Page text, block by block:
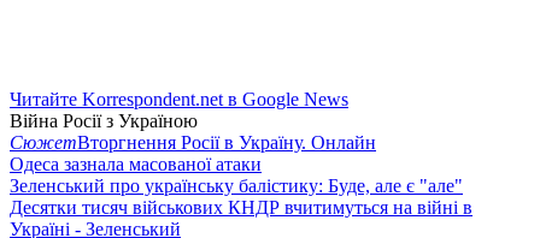
Читайте Korrespondent.net в Google News
Війна Росії з Україною
СюжетВторгнення Росії в Україну. Онлайн
Одеса зазнала масованої атаки
Зеленський про українську балістику: Буде, але є "але"
Десятки тисяч військових КНДР вчитимуться на війні в
Україні - Зеленський